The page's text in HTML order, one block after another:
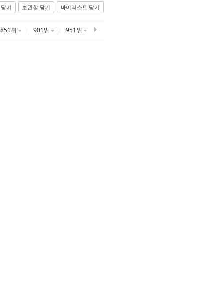
기 보관함 담기 마이리스트 담기
851위 901위 951위